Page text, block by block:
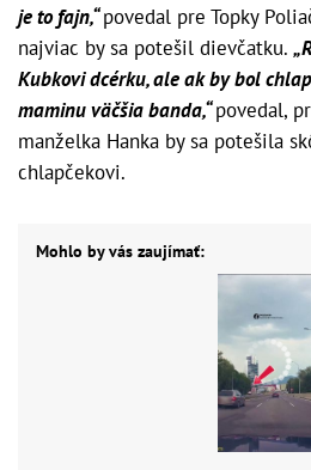
je to fajn,“povedal pre Topky
najviac by sa potešil dievčatku.
Kubkovi dcérku, ale ak by bol
maminu väčšia banda,“povedal,
manželka Hanka by sa potešila
chlapčekovi.
Mohlo by vás zaujímať: